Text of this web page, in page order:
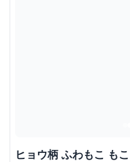
ヒョウ柄 ふわもこ も